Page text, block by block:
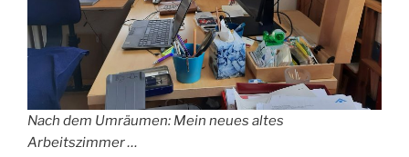
Nach dem Umräumen: Mein neues altes
Arbeitszimmer …